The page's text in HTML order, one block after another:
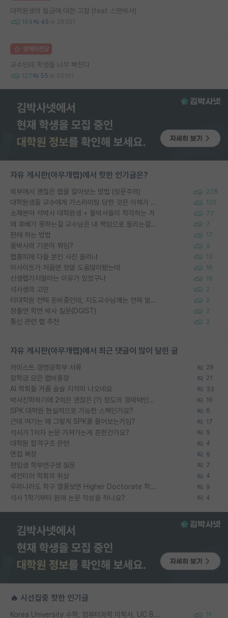
대학원생의 월급에 대한 고찰 (feat 스탠박사)
164 45 26391
명예의전당
교수인데 학생들 너무 빡친다
127 55 50191
자유 게시판(아무개랩)에서 핫한 인기글은?
외부에서 괜찮은 랩을 알아보는 방법 (장문주의) 278
대학원생들 교수에게 가스라이팅 당한 것은 이해가 갑니다. 안타깝네요. 120
소재분야 석박사 대학원생 + 물박사들이 착각하는 거 77
왜 후배가 못하는걸 교수님은 내 책임으로 돌리는걸까요? 7
편애 하는 방법 17
물박사의 기준이 뭐임? 9
랩홈피에 다들 본인 사진 올리냐 13
이사이트가 처음엔 정말 도움많이됐는데 16
신생랩가지말라는 이유가 있었구나 19
석사생의 고민 2
타대학원 컨텍 준비중인데, 지도교수님께는 언제 말씀드려야 할까요? 2
정출연 학연 박사 질문(DGIST) 2
통신 관련 랩 추천 2
자유 게시판(아무개랩)에서 최근 댓글이 많이 달린 글
카이스트 경영공학부 서류 29
장학금 모은 랩비통장 21
AI 학회들 거품 슬슬 지적이 나오네요 33
박사진학하기에 2억은 괜찮은 (?) 정도의 경제력인가요 16
SPK 대학원 현실적으로 가능한 스펙인가요? 6
근데 여기는 왜 그렇게 SPK를 물어보는거임? 17
석사가 1저자 논문 가져가는게 흔한건가요? 5
대학원 합격구조 관련 4
면접 복장 6
편입생 학부연구생 질문 7
세컨티어 학회의 위상 4
우리나라도 학구 열풍보면 Higher Doctorate 학위가 필요하다고 봅니다. 9
석사 1학기부터 원래 논문 작성을 하나요? 4
🔥 시선집중 핫한 인기글
Korea University 수학, 컴퓨터과학 이학사, UC Berkeley 산업공학 대학원 공학박사가 되는 것은 쉽지 않겠죠? 11